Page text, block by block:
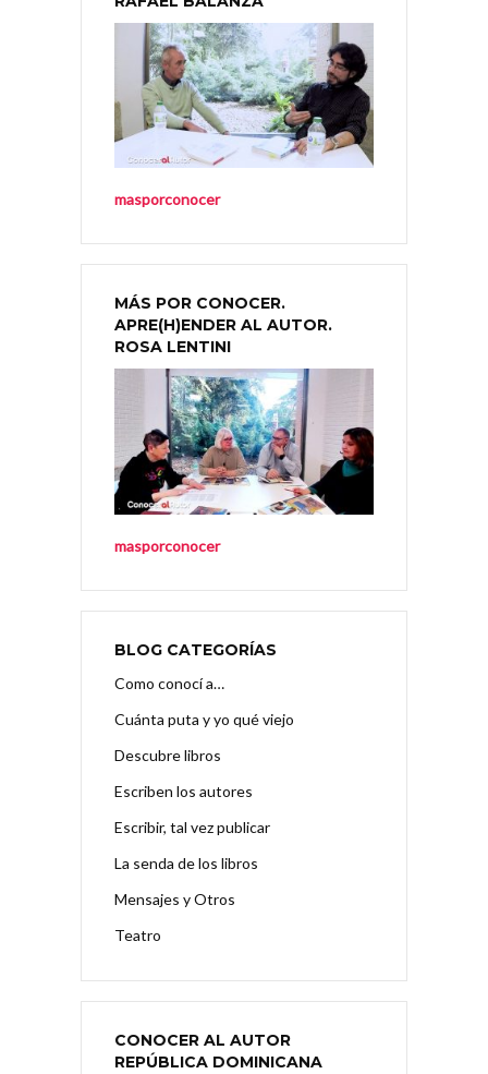
masporconocer
MÁS POR CONOCER.
APRE(H)ENDER AL AUTOR.
ROSA LENTINI
masporconocer
BLOG CATEGORÍAS
Como conocí a…
Cuánta puta y yo qué viejo
Descubre libros
Escriben los autores
Escribir, tal vez publicar
La senda de los libros
Mensajes y Otros
Teatro
CONOCER AL AUTOR
REPÚBLICA DOMINICANA